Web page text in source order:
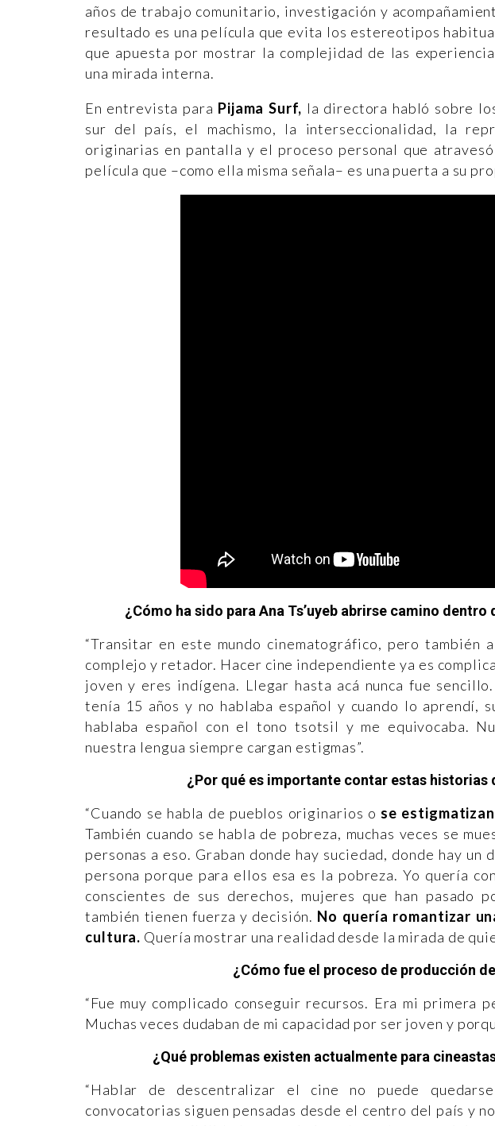
años de trabajo comunitario, investigación y
resultado es una película que evita los estereotipos
que apuesta por mostrar la complejidad de las
una mirada interna.
En entrevista para Pijama Surf, la directora habló sobre
sur del país, el machismo, la interseccionalidad, la
originarias en pantalla y el proceso personal que
película que –como ella misma señala– es una puerta a su
¿Cómo ha sido para Ana Ts’uyeb abrirse camino
“Transitar en este mundo cinematográfico, pero también
complejo y retador. Hacer cine independiente ya es
joven y eres indígena. Llegar hasta acá nunca fue
tenía 15 años y no hablaba español y cuando lo aprendí,
hablaba español con el tono tsotsil y me equivocaba.
nuestra lengua siempre cargan estigmas”.
¿Por qué es importante contar estas historias
“Cuando se habla de pueblos originarios o se
También cuando se habla de pobreza, muchas veces se
personas a eso. Graban donde hay suciedad, donde hay un
persona porque para ellos esa es la pobreza. Yo quería
conscientes de sus derechos, mujeres que han pasado
también tienen fuerza y decisión. No quería romantizar
cultura. Quería mostrar una realidad desde la mirada de
¿Cómo fue el proceso de producción
“Fue muy complicado conseguir recursos. Era mi primera
Muchas veces dudaban de mi capacidad por ser joven y
¿Qué problemas existen actualmente para
“Hablar de descentralizar el cine no puede
convocatorias siguen pensadas desde el centro del país y